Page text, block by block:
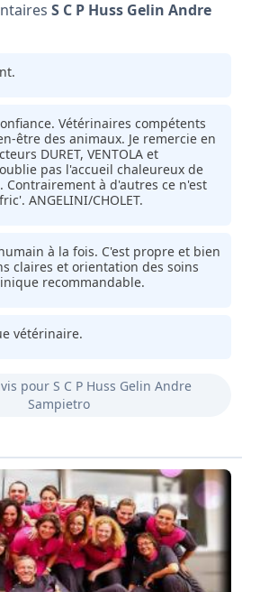
S C P Huss Gelin Andre
Vétérinaires compétents
être des animaux. Je remercie en
DURET, VENTOLA et
pas l'accueil chaleureux de
Contrairement à d'autres ce n'est
ANGELINI/CHOLET.
à la fois. C'est propre et bien
claires et orientation des soins
recommandable.
vétérinaire.
pour S C P Huss Gelin Andre
Sampietro